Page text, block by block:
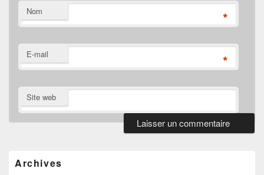
Nom *
E-mail *
Site web
widget
Archives